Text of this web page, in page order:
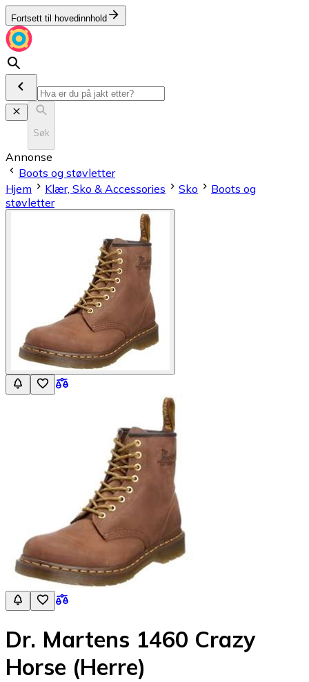
Fortsett til hovedinnhold
Søk
Annonse
Boots og støvletter
Hjem
Klær, Sko & Accessories Sko
Boots og
støvletter
Dr. Martens 1460 Crazy
Horse (Herre)